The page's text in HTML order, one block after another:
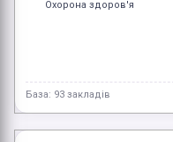
Охорона здоров'я
База: 93 закладів